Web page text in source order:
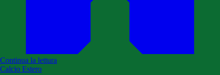
Continua la lettura
Calcio Estero